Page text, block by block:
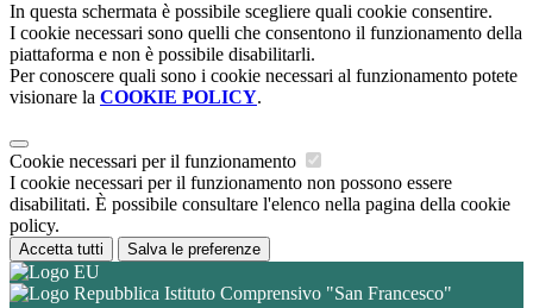
In questa schermata è possibile scegliere quali cookie consentire.
I cookie necessari sono quelli che consentono il funzionamento della
piattaforma e non è possibile disabilitarli.
Per conoscere quali sono i cookie necessari al funzionamento potete
visionare la COOKIE POLICY.
Cookie necessari per il funzionamento
I cookie necessari per il funzionamento non possono essere
disabilitati. È possibile consultare l'elenco nella pagina della cookie
policy.
Accetta tutti Salva le preferenze
Istituto Comprensivo "San Francesco"